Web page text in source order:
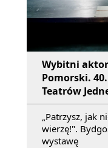
Wybitni
Pomorski.
Teatrów
„Patrzysz, jak
wierzę!".
wystawę